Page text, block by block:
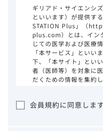
ギリアド・サイエンシ
といいます）が提供す
STATION Plus」（
plus.com）とは、イン
じての医学および医療
「本サービス」といい
下、「本サイト」とい
者（医師等）を対象に
だくための情報を集約
事項をご熟読いただき
会員規約に同意します